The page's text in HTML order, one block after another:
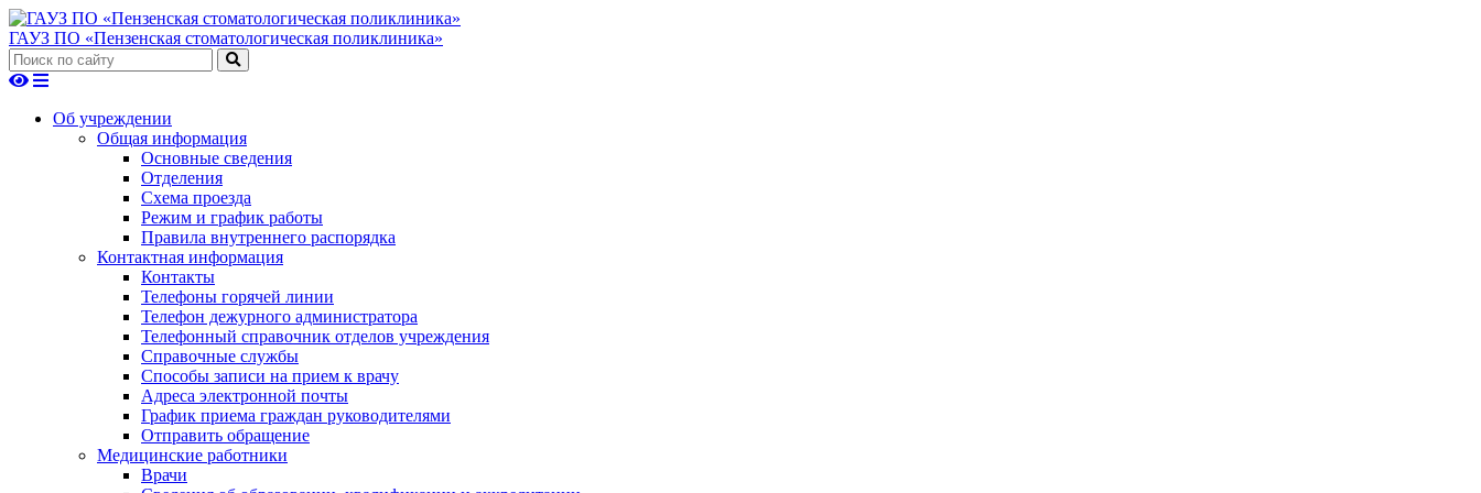
ГАУЗ ПО «Пензенская стоматологическая поликлиника»
Об учреждении
Общая информация
Основные сведения
Отделения
Схема проезда
Режим и график работы
Правила внутреннего распорядка
Контактная информация
Контакты
Телефоны горячей линии
Телефон дежурного администратора
Телефонный справочник отделов учреждения
Справочные службы
Способы записи на прием к врачу
Адреса электронной почты
График приема граждан руководителями
Отправить обращение
Медицинские работники
Врачи